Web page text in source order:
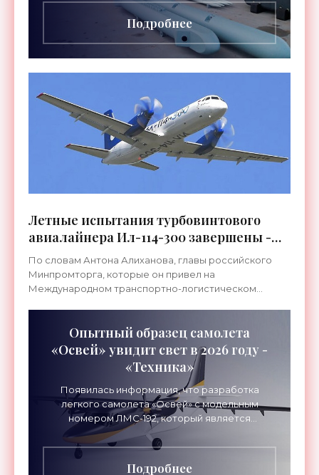
Подробнее
Летные испытания турбовинтового
авиалайнера Ил-114-300 завершены -
«Техника»
По словам Антона Алиханова, главы российского
Минпромторга, которые он привел на
Международном транспортно-логистическом
Опытный образец самолета
«Освей» увидит свет в 2026 году -
«Техника»
Появилась информация, что разработка
легкого самолета «Освей» с модельным
номером ЛМС-192, который является
совместным детищем российских и
белорусских инженеров, завершится в
Подробнее